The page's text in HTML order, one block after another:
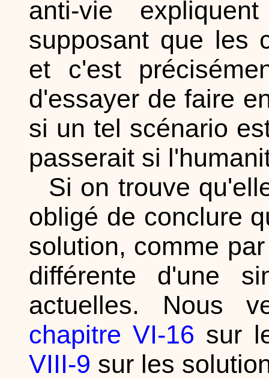
anti-vie
supposant que les
et c'est
d'essayer de faire
si un tel scénario
passerait si
Si on trouve
obligé de conclure
solution, comme
différente d'une
actuelles. Nous
chapitre VI-16 sur
VIII-9 sur les